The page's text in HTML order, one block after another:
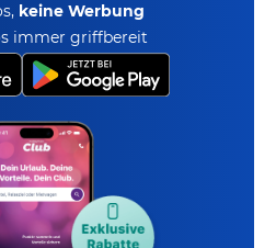
keine Werbung
immer griffbereit